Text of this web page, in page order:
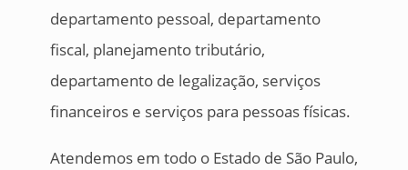
departamento pessoal, departamento
fiscal, planejamento tributário,
departamento de legalização, serviços
financeiros e serviços para pessoas físicas.
Atendemos em todo o Estado de São Paulo,